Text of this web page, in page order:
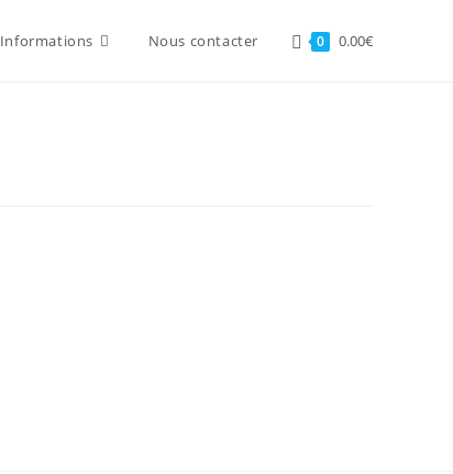
Informations Nous contacter 0 0.00€